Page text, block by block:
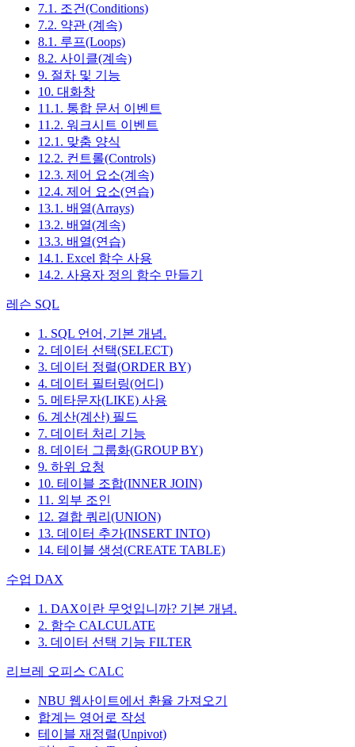
7.1. 조건(Conditions)
7.2. 약관 (계속)
8.1. 루프(Loops)
8.2. 사이클(계속)
9. 절차 및 기능
10. 대화창
11.1. 통합 문서 이벤트
11.2. 워크시트 이벤트
12.1. 맞춤 양식
12.2. 컨트롤(Controls)
12.3. 제어 요소(계속)
12.4. 제어 요소(연습)
13.1. 배열(Arrays)
13.2. 배열(계속)
13.3. 배열(연습)
14.1. Excel 함수 사용
14.2. 사용자 정의 함수 만들기
레슨 SQL
1. SQL 언어, 기본 개념.
2. 데이터 선택(SELECT)
3. 데이터 정렬(ORDER BY)
4. 데이터 필터링(어디)
5. 메타문자(LIKE) 사용
6. 계산(계산) 필드
7. 데이터 처리 기능
8. 데이터 그룹화(GROUP BY)
9. 하위 요청
10. 테이블 조합(INNER JOIN)
11. 외부 조인
12. 결합 쿼리(UNION)
13. 데이터 추가(INSERT INTO)
14. 테이블 생성(CREATE TABLE)
수업 DAX
1. DAX이란 무엇입니까? 기본 개념.
2. 함수 CALCULATE
3. 데이터 선택 기능 FILTER
리브레 오피스 CALC
NBU 웹사이트에서 환율 가져오기
합계는 영어로 작성
테이블 재정렬(Unpivot)